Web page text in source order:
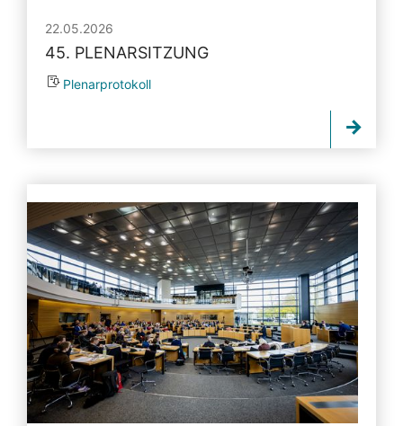
22.05.2026
45. PLENARSITZUNG
Plenarprotokoll